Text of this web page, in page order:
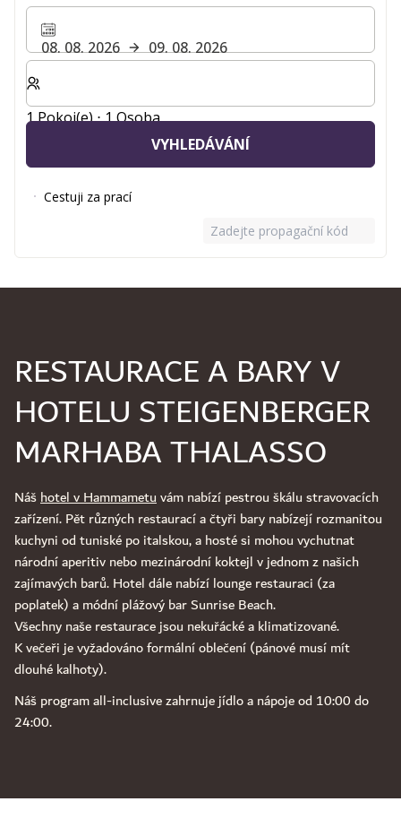
08. 08. 2026
09. 08. 2026
Zvolte počet pokojů a hostů pro svůj pobyt
1 Pokoj(e) ⋅ 1 Osoba
VYHLEDÁVÁNÍ
Cestuji za prací
Zadejte propagační kód
RESTAURACE A BARY V
HOTELU STEIGENBERGER
MARHABA THALASSO
Nášhotel v Hammametuvám nabízí pestrou škálu stravovacích
zařízení. Pět různých restaurací a čtyři bary nabízejí rozmanitou
kuchyni od tuniské po italskou, a hosté si mohou vychutnat
národní aperitiv nebo mezinárodní koktejl v jednom z našich
zajímavých barů. Hotel dále nabízí lounge restauraci (za
poplatek) a módní plážový bar Sunrise Beach.
Všechny naše restaurace jsou nekuřácké a klimatizované.
K večeři je vyžadováno formální oblečení (pánové musí mít
dlouhé kalhoty).
Náš program all-inclusive zahrnuje jídlo a nápoje od 10:00 do
24:00.